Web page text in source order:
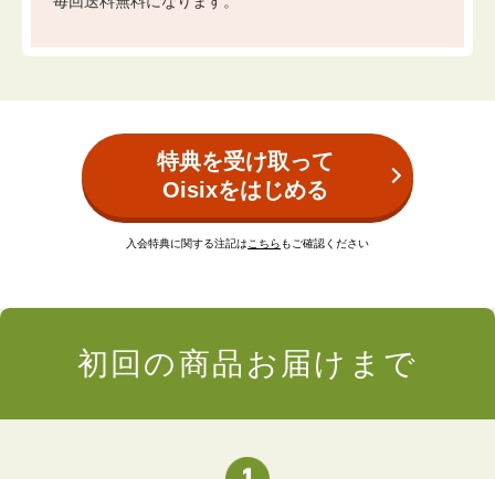
特典を受け取って
Oisixをはじめる
入会特典に関する注記は こちら もご確認ください
初回の商品お届けまで